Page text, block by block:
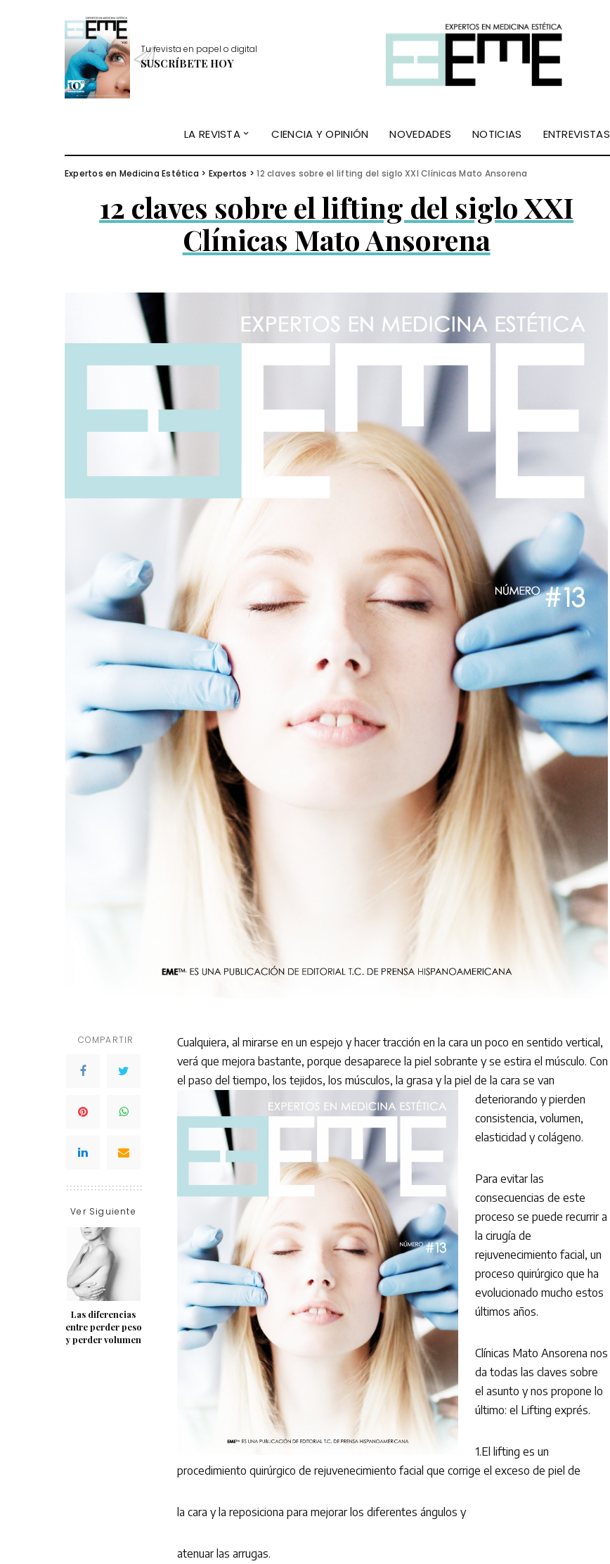
Tu revista en papel o digital
SUSCRÍBETE HOY
LA REVISTA CIENCIA Y OPINIÓN NOVEDADES NOTICIAS ENTREVISTAS
Expertos en Medicina Estética > Expertos >12 claves sobre el lifting del siglo XXI Clínicas Mato Ansorena
12 claves sobre el lifting del siglo XXI
Clínicas Mato Ansorena
COMPARTIR
Ver Siguiente
Las diferencias
entre perder peso
y perder volumen
Cualquiera, al mirarse en un espejo y hacer tracción en la cara un poco en sentido vertical,
verá que mejora bastante, porque desaparece la piel sobrante y se estira el músculo. Con
el paso del tiempo, los tejidos, los músculos, la grasa y la piel de la cara se van
deteriorando y pierden
consistencia, volumen,
elasticidad y colágeno.
Para evitar las
consecuencias de este
proceso se puede recurrir a
la cirugía de
rejuvenecimiento facial, un
proceso quirúrgico que ha
evolucionado mucho estos
últimos años.
Clínicas Mato Ansorena nos
da todas las claves sobre
el asunto y nos propone lo
último: el Lifting exprés.
1.El lifting es un
procedimiento quirúrgico de rejuvenecimiento facial que corrige el exceso de piel de
la cara y la reposiciona para mejorar los diferentes ángulos y
atenuar las arrugas.